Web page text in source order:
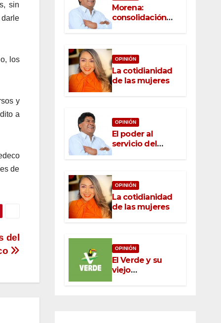
sin
darle
los
y
a
de
del
Morena:
consolidación
con raíz, rumbo
OPINIÓN
La cotidianidad
de las mujeres
OPINIÓN
El poder al
servicio del
pueblo: la nueva
México
OPINIÓN
La cotidianidad
de las mujeres
OPINIÓN
El Verde y su
viejo
oportunismo